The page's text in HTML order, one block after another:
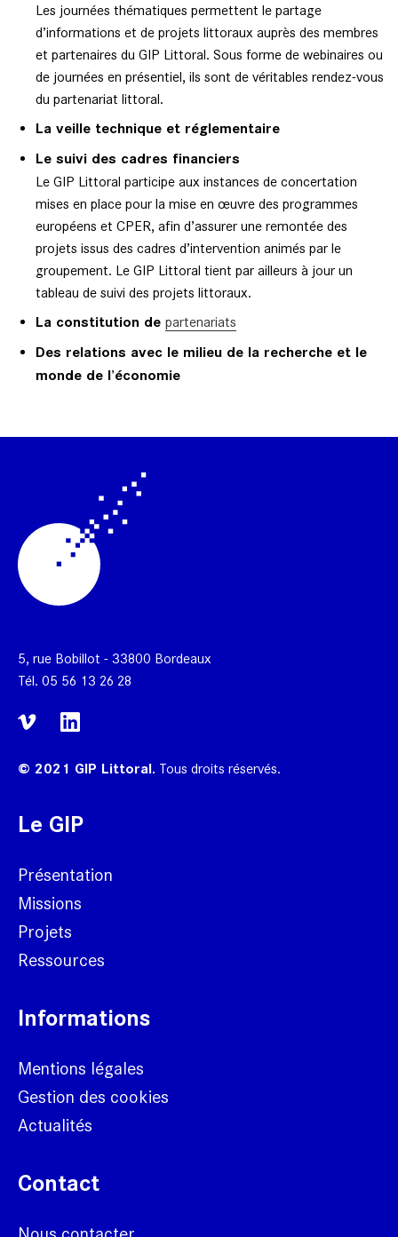
Les journées thématiques permettent le partage
d’informations et de projets littoraux auprès des membres
et partenaires du GIP Littoral. Sous forme de webinaires ou
de journées en présentiel, ils sont de véritables rendez-vous
du partenariat littoral.
La veille technique et réglementaire
Le suivi des cadres financiers
Le GIP Littoral participe aux instances de concertation
mises en place pour la mise en œuvre des programmes
européens et CPER, afin d’assurer une remontée des
projets issus des cadres d’intervention animés par le
groupement. Le GIP Littoral tient par ailleurs à jour un
tableau de suivi des projets littoraux.
La constitution de partenariats
Des relations avec le milieu de la recherche et le
monde de l’économie
5, rue Bobillot - 33800 Bordeaux
Tél. 05 56 13 26 28
© 2021 GIP Littoral. Tous droits réservés.
Le GIP
Présentation
Missions
Projets
Ressources
Informations
Mentions légales
Gestion des cookies
Actualités
Contact